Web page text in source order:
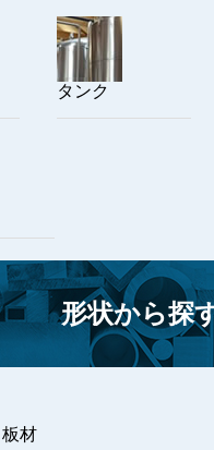
タンク
形状から探
板材